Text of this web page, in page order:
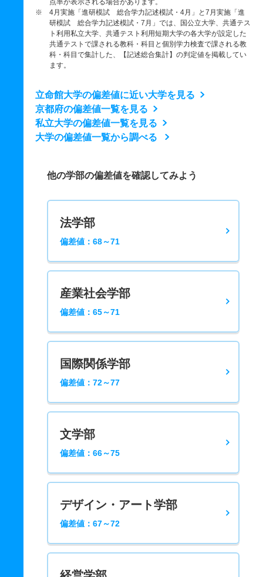
点率が表示される場合があります。
※ 4月実施「進研模試 総合学力記述模試・4月」と7月実施「進
研模試 総合学力記述模試・7月」では、国公立大学、共通テス
ト利用私立大学、共通テスト利用短期大学の各大学が設定した
共通テストで課される教科・科目と個別学力検査で課される教
科・科目で集計した、【記述総合集計】の判定値を掲載してい
ます。
立命館大学の偏差値に近い大学を見る
京都府の偏差値一覧を見る
私立大学の偏差値一覧を見る
大学の偏差値一覧から調べる
他の学部の偏差値を確認してみよう
法学部
偏差値：68～71
産業社会学部
偏差値：65～71
国際関係学部
偏差値：72～77
文学部
偏差値：66～75
デザイン・アート学部
偏差値：67～72